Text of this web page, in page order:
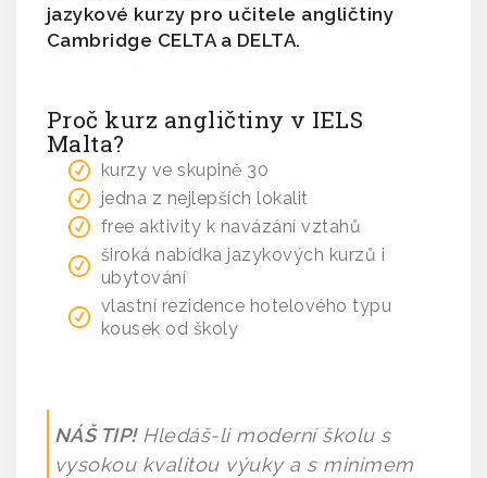
jazykové kurzy pro učitele angličtiny
Cambridge CELTA a DELTA.
Proč kurz angličtiny v IELS
Malta?
kurzy ve skupině 30
jedna z nejlepších lokalit
free aktivity k navázání vztahů
široká nabídka jazykových kurzů i
ubytování
vlastní rezidence hotelového typu
kousek od školy
NÁŠ TIP!Hledáš-li moderní školu s
vysokou kvalitou výuky a s minimem